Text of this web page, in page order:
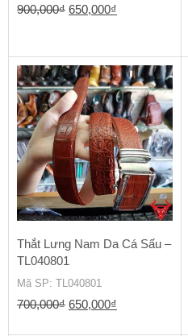
900,000₫ Giá
900,000₫.
650,000₫
là:
650,000₫.
Thắt Lưng Nam Da Cá Sấu –
TL040801
Mã SP: TL040801
700,000₫ Giá
650,000₫